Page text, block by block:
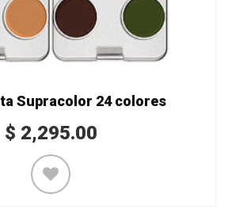
Supracolor 24 colores
$ 2,295.00